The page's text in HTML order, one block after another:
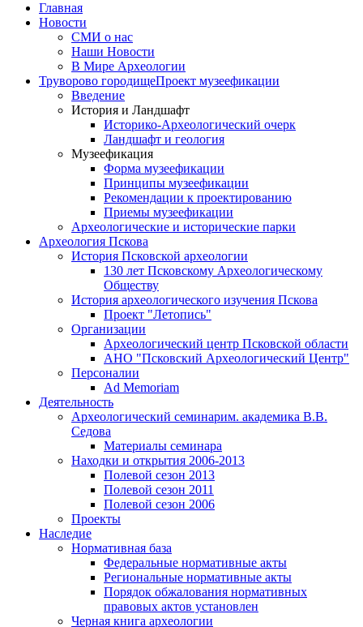
Главная
Новости
СМИ о нас
Наши Новости
В Мире Археологии
Труворово городищеПроект музеефикации
Введение
История и Ландшафт
Историко-Археологический очерк
Ландшафт и геология
Музеефикация
Форма музеефикации
Принципы музеефикации
Рекомендации к проектированию
Приемы музеефикации
Археологические и исторические парки
Археология Пскова
История Псковской археологии
130 лет Псковскому Археологическому
Обществу
История археологического изучения Пскова
Проект "Летопись"
Организации
Археологический центр Псковской области
АНО "Псковский Археологический Центр"
Персоналии
Ad Memoriam
Деятельность
Археологический семинарим. академика В.В.
Седова
Материалы семинара
Находки и открытия 2006-2013
Полевой сезон 2013
Полевой сезон 2011
Полевой сезон 2006
Проекты
Наследие
Нормативная база
Федеральные нормативные акты
Региональные нормативные акты
Порядок обжалования нормативных
правовых актов установлен
Черная книга археологии